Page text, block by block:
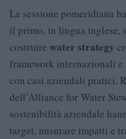
La sessione pomeridiana
il primo, in lingua inglese,
costruire water strategy
framework internazionali e
con casi aziendali pratici.
dell’Alliance for Water
sostenibilità aziendale
target, misurare impatti e